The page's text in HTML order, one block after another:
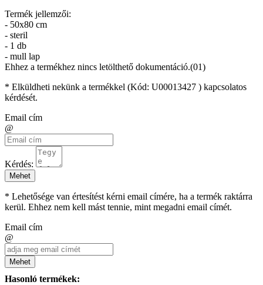
Termék jellemzői:
- 50x80 cm
- steril
- 1 db
- mull lap
Ehhez a termékhez nincs letölthető dokumentáció.(01)
* Elküldheti nekünk a termékkel (Kód: U00013427 ) kapcsolatos
kérdését.
Email cím
@
Kérdés:
Mehet
* Lehetősége van értesítést kérni email címére, ha a termék raktárra
kerül. Ehhez nem kell mást tennie, mint megadni email címét.
Email cím
@
Mehet
Hasonló termékek: